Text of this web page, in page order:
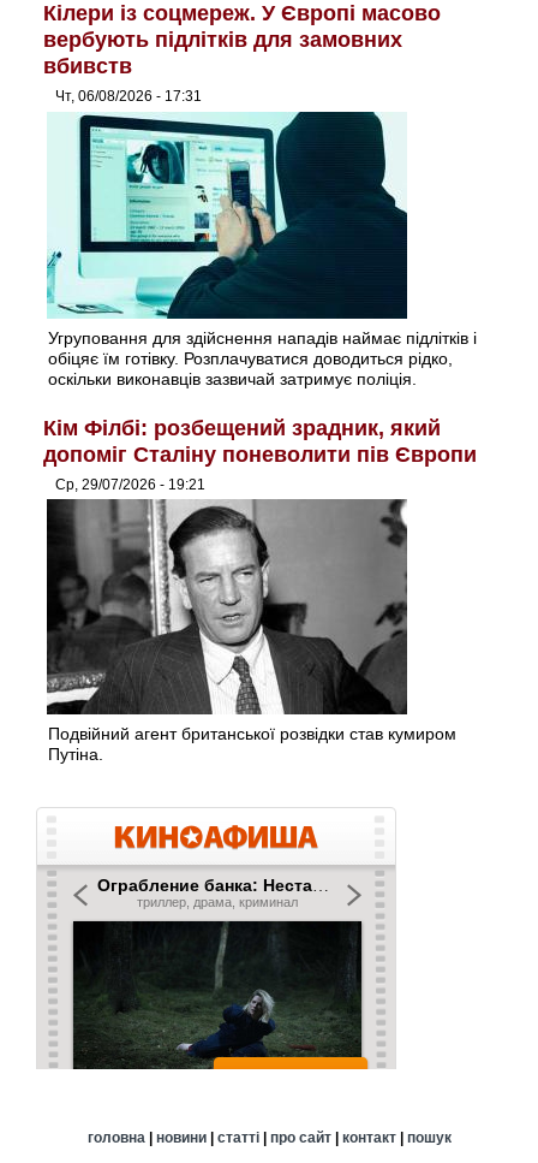
Кілери із соцмереж. У Європі масово
вербують підлітків для замовних
вбивств
Чт, 06/08/2026 - 17:31
Угруповання для здійснення нападів наймає підлітків і
обіцяє їм готівку. Розплачуватися доводиться рідко,
оскільки виконавців зазвичай затримує поліція.
Кім Філбі: розбещений зрадник, який
допоміг Сталіну поневолити пів Європи
Ср, 29/07/2026 - 19:21
Подвійний агент британської розвідки став кумиром
Путіна.
головна| новини| статті| про сайт| контакт| пошук